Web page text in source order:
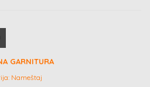
GARNITURA
Nameštaj